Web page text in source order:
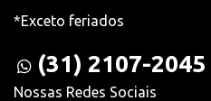
*Exceto feriados
(31) 2107-2045
Nossas Redes Sociais